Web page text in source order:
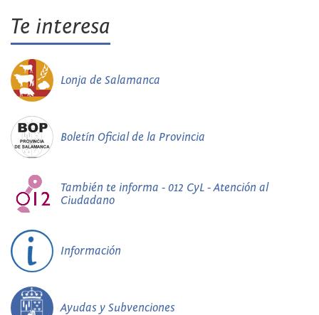
Te interesa
Lonja de Salamanca
Boletín Oficial de la Provincia
También te informa - 012 CyL - Atención al
Ciudadano
Información
Ayudas y Subvenciones